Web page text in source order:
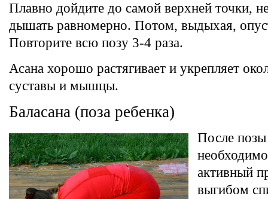
Плавно дойдите до самой верхней точки,
дышать равномерно. Потом, выдыхая,
Повторите всю позу 3-4 раза.
Асана хорошо растягивает и укрепляет
суставы и мышцы.
Баласана (поза ребенка)
После
активный
выгибом